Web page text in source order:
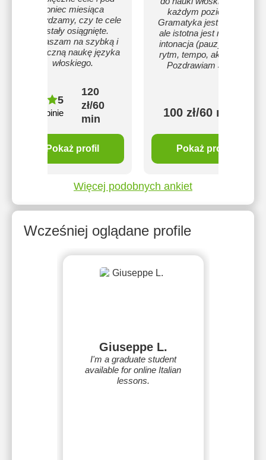
koniec miesiąca
sprawdzamy, czy te cele
zostały osiągnięte.
Zapraszam na szybką i
skuteczną naukę języka
włoskiego.
5
12 opinie
120
zł/60
min
Pokaż profil
każdym poziomie.
Gramatyka jest ważna,
ale istotna jest również
intonacja (pauzy, tonie,
rytm, tempo, akcenty).
Pozdrawiam Jarek
100 zł/60 min
Pokaż profil
Więcej podobnych ankiet
Wcześniej oglądane profile
Giuseppe L.
I'm a graduate student
available for online Italian
lessons.